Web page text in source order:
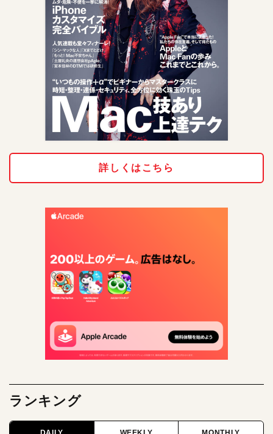
詳しくはこちら
ランキング